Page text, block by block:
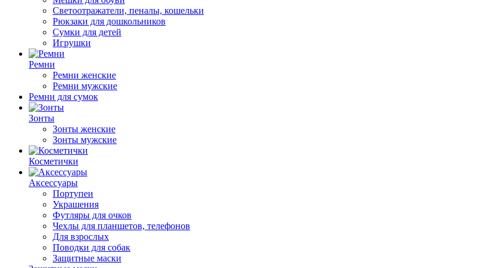
Светоотражатели, пеналы, кошельки
Рюкзаки для дошкольников
Сумки для детей
Игрушки
Ремни
Ремни женские
Ремни мужские
Ремни для сумок
Зонты
Зонты женские
Зонты мужские
Косметички
Аксессуары
Портупеи
Украшения
Футляры для очков
Чехлы для планшетов, телефонов
Для взрослых
Поводки для собак
Защитные маски